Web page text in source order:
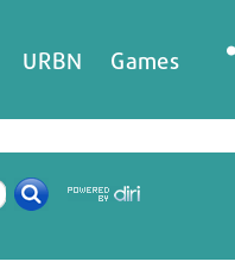
URBN Games